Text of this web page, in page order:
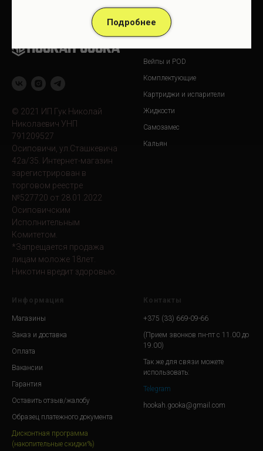
© 2021 ИП Гук Николай
Николаевич УНП
791209527
Осиповичи, ул.Сташкевича
42а/35. Интернет-магазин
зарегистрирован в
торговом реестре
№527720 от 28.01.2022
Осиповичским
Исполнительным
Комитетом.
*Запрещается продажа
лицам моложе 18лет.
Никотин вредит здоровью.
Вейпы и POD
Комплектующие
Картриджи и испарители
Жидкости
Самозамес
Кальян
Информация
Магазины
Заказ и доставка
Оплата
Вакансии
Гарантия
Оставить отзыв/жалобу
Образец платежного документа
Дисконтная программа
(накопительные скидки%)
Контакты
+375 (33) 669-09-66
(Прием звонков пн-пт с 11.00 до
19.00)
Так же для связи можете
использовать:
Telegram
hookah.gooka@gmail.com
Подробнее